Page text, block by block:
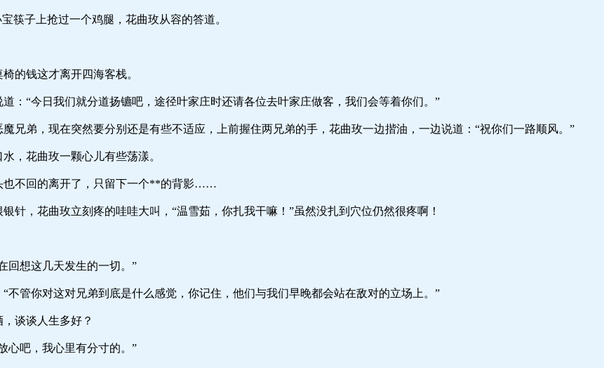
上抢过一个鸡腿，花曲玫从容的答道。
这才离开四海客栈。
我们就分道扬镳吧，途径叶家庄时还请各位去叶家庄做客，我们会等着你们。”
在突然要分别还是有些不适应，上前握住两兄弟的手，花曲玫一边揩油，一边说道：“祝你们一路顺风。”
曲玫一颗心儿有些荡漾。
回的离开了，只留下一个**的背影……
曲玫立刻疼的哇哇大叫，“温雪茹，你扎我干嘛！”虽然没扎到穴位仍然很疼啊！
这几天发生的一切。”
这对兄弟到底是什么感觉，你记住，他们与我们早晚都会站在敌对的立场上。”
谈人生多好？
，我心里有分寸的。”